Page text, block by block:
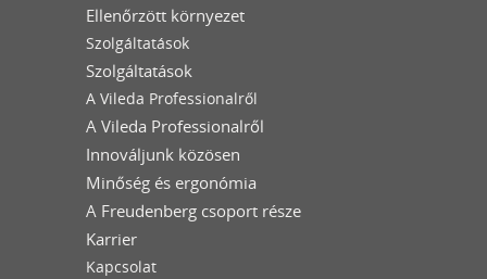
Ellenőrzött környezet
Szolgáltatások
Szolgáltatások
A Vileda Professionalről
A Vileda Professionalről
Innováljunk közösen
Minőség és ergonómia
A Freudenberg csoport része
Karrier
Kapcsolat